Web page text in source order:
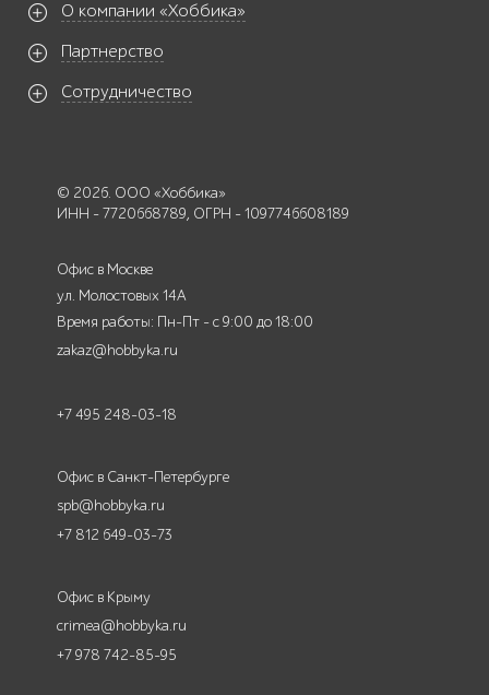
О компании «Хоббика»
Партнерство
Сотрудничество
© 2026. ООО «Хоббика»
ИНН - 7720668789, ОГРН - 1097746608189
Офис в Москве
ул. Молостовых 14А
Время работы: Пн-Пт - с 9:00 до 18:00
zakaz@hobbyka.ru
+7 495 248-03-18
Офис в Санкт-Петербурге
spb@hobbyka.ru
+7 812 649-03-73
Офис в Крыму
crimea@hobbyka.ru
+7 978 742-85-95